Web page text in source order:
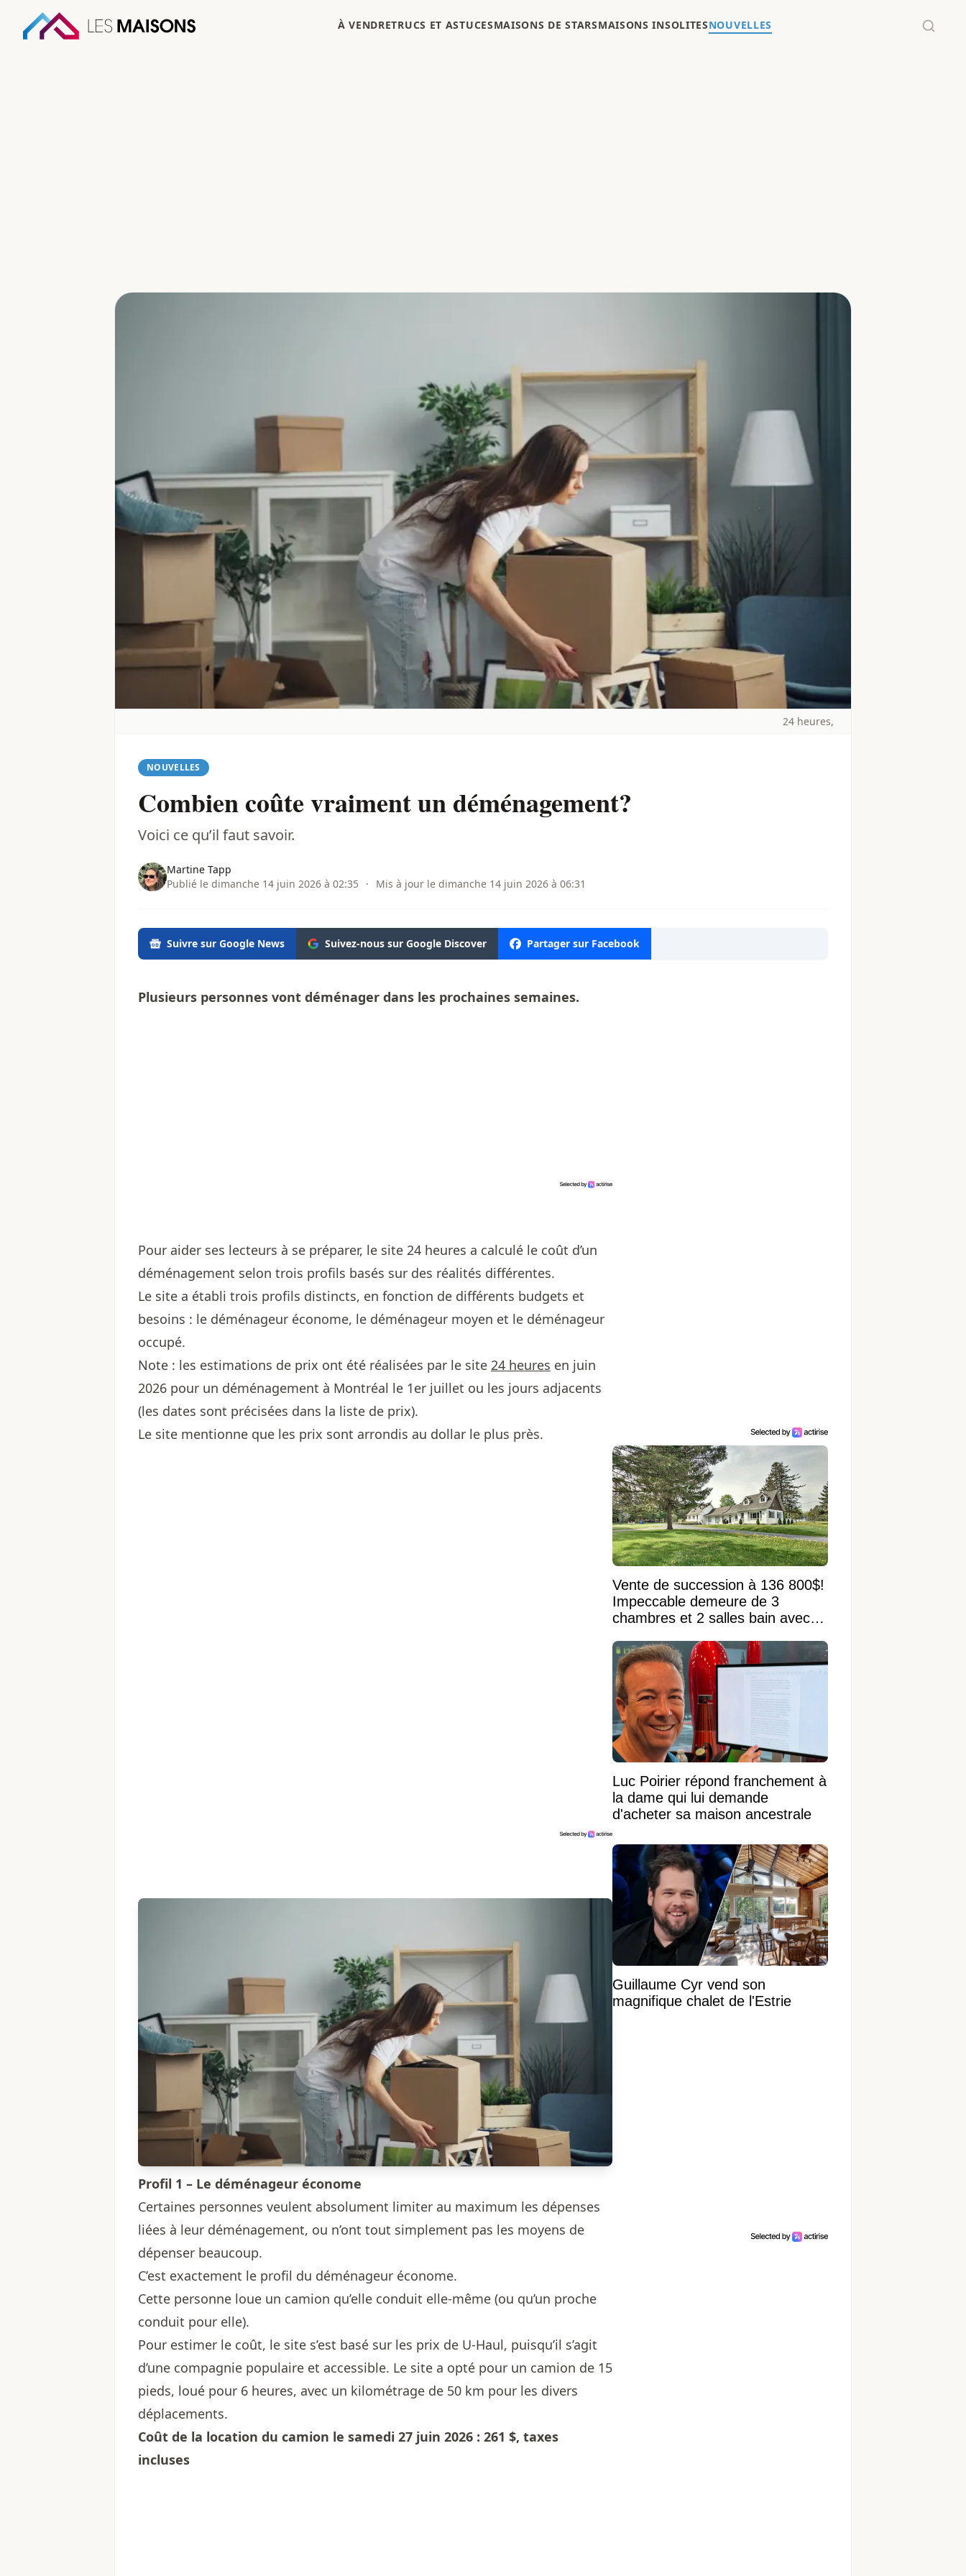
À VENDRETRUCS ET ASTUCESMAISONS DE STARSMAISONS INSOLITESNOUVELLES
24 heures,
NOUVELLES
Combien coûte vraiment un déménagement?
Voici ce qu’il faut savoir.
Martine Tapp
Publié le dimanche 14 juin 2026 à 02:35
· Mis à jour le dimanche 14 juin 2026 à 06:31
Suivre sur Google News Suivez-nous sur Google Discover Partager sur Facebook
Plusieurs personnes vont déménager dans les prochaines semaines.
Pour aider ses lecteurs à se préparer, le site 24 heures a calculé le coût d’un
déménagement selon trois profils basés sur des réalités différentes.
Le site a établi trois profils distincts, en fonction de différents budgets et
besoins : le déménageur économe, le déménageur moyen et le déménageur
occupé.
Note : les estimations de prix ont été réalisées par le site 24 heures en juin
2026 pour un déménagement à Montréal le 1er juillet ou les jours adjacents
(les dates sont précisées dans la liste de prix).
Le site mentionne que les prix sont arrondis au dollar le plus près.
Profil 1 – Le déménageur économe
Certaines personnes veulent absolument limiter au maximum les dépenses
liées à leur déménagement, ou n’ont tout simplement pas les moyens de
dépenser beaucoup.
C’est exactement le profil du déménageur économe.
Cette personne loue un camion qu’elle conduit elle-même (ou qu’un proche
conduit pour elle).
Pour estimer le coût, le site s’est basé sur les prix de U-Haul, puisqu’il s’agit
d’une compagnie populaire et accessible. Le site a opté pour un camion de 15
pieds, loué pour 6 heures, avec un kilométrage de 50 km pour les divers
déplacements.
Coût de la location du camion le samedi 27 juin 2026 : 261 $, taxes
incluses
Vente de succession à 136 800$!
Impeccable demeure de 3
chambres et 2 salles bain avec
Luc Poirier répond franchement à
la dame qui lui demande
d'acheter sa maison ancestrale
Guillaume Cyr vend son
magnifique chalet de l'Estrie